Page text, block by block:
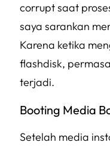
corrupt saat
saya sarankan
Karena ketika
flashdisk,
terjadi.
Booting Media
Setelah media